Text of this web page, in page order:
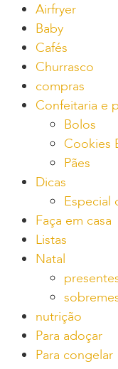
Airfryer
Baby
Cafés
Churrasco
compras
Confeitaria e
Bolos
Cookies
Pães
Dicas
Especial
Faça em casa
Listas
Natal
nutrição
Para adoçar
Para congelar